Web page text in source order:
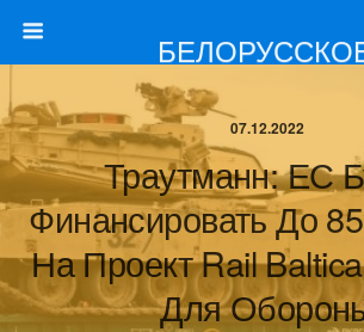
07.12.2022
Траутманн: ЕС
Финансировать До
На Проект Rail
Для